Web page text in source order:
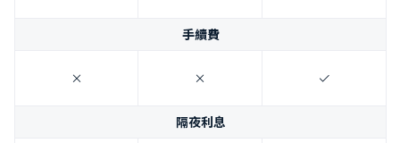
手續費
隔夜利息